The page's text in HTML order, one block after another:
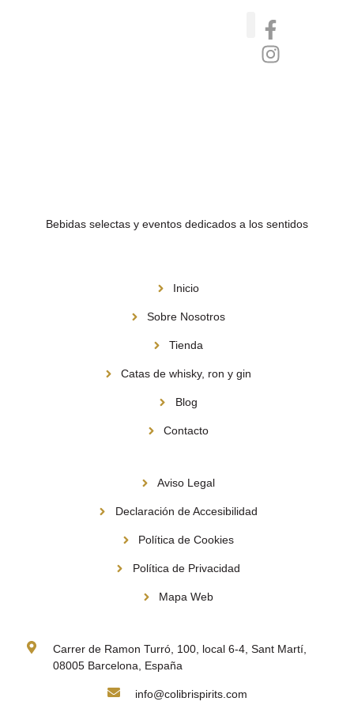
Bebidas selectas y eventos dedicados a los sentidos
Inicio
Sobre Nosotros
Tienda
Catas de whisky, ron y gin
Blog
Contacto
Aviso Legal
Declaración de Accesibilidad
Política de Cookies
Política de Privacidad
Mapa Web
Carrer de Ramon Turró, 100, local 6-4, Sant Martí,
08005 Barcelona, España
info@colibrispirits.com